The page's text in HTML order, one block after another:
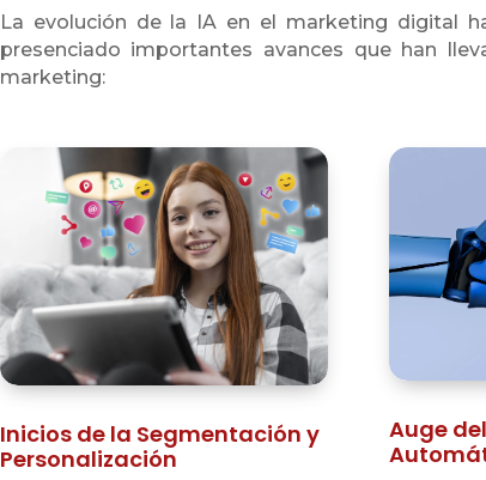
La evolución de la IA en el marketing digital
presenciado importantes avances que han
marketing:
Inicios de la Segmentación y
Personalización
Auge